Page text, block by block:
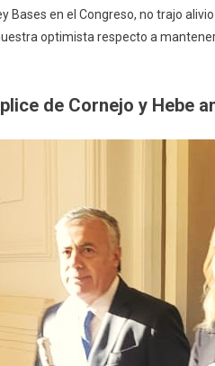
Bases en el Congreso, no trajo
optimista respecto a
de Cornejo y Hebe